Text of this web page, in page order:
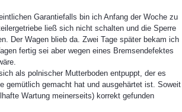
Garantiefalls bin ich Anfang der Woche zu
ließ sich nicht schalten und die Sperre
Der Wagen blieb da. Zwei Tage später bekam ich
fertig sei aber wegen eines Bremsendefektes
als polnischer Mutterboden entpuppt, der es
gemütlich gemacht hat und ausgehärtet ist. Soweit
Wartung meinerseits) korrekt gefunden